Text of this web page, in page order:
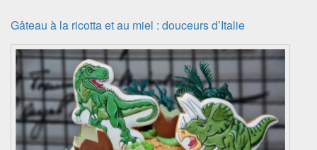
Gâteau à la ricotta et au miel : douceurs d’Italie